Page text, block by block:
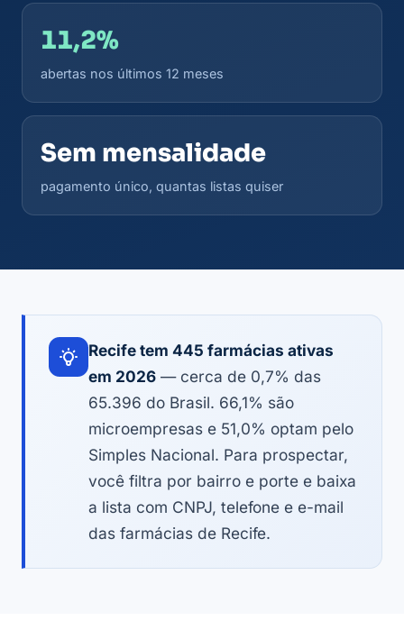
11,2%
abertas nos últimos 12 meses
Sem mensalidade
pagamento único, quantas listas quiser
Recife tem 445 farmácias ativas
em 2026 — cerca de 0,7% das
65.396 do Brasil. 66,1% são
microempresas e 51,0% optam pelo
Simples Nacional. Para prospectar,
você filtra por bairro e porte e baixa
a lista com CNPJ, telefone e e-mail
das farmácias de Recife.